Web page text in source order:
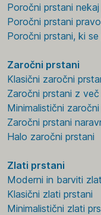
Poročni prstani
Poročni prstani
Poročni prstani, ki
Zaročni prstani
Klasični zaročni
Zaročni prstani z več
Minimalistični
Zaročni prstani
Halo zaročni prstani
Zlati prstani
Moderni in barviti
Klasični zlati prstani
Minimalistični zlati